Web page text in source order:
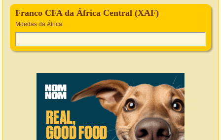
Franco CFA da África Central (XAF)
Moedas da África